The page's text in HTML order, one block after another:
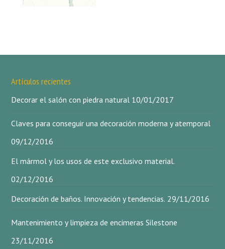
Artículos recientes
Decorar el salón con piedra natural 10/01/2017
Claves para conseguir una decoración moderna y atemporal
09/12/2016
El mármol y los usos de este exclusivo material.
02/12/2016
Decoración de baños. Innovación y tendencias. 29/11/2016
Mantenimiento y limpieza de encimeras Silestone
23/11/2016